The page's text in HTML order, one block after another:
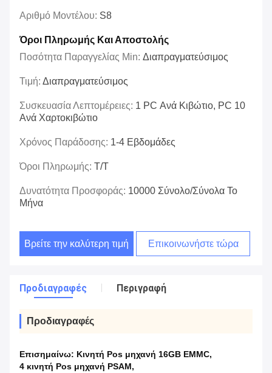
Αριθμό Μοντέλου: S8
Όροι Πληρωμής Και Αποστολής
Ποσότητα Παραγγελίας Min: Διαπραγματεύσιμος
Τιμή: Διαπραγματεύσιμος
Συσκευασία Λεπτομέρειες: 1 PC Ανά Κιβώτιο, PC 10
Ανά Χαρτοκιβώτιο
Χρόνος Παράδοσης: 1-4 Εβδομάδες
Όροι Πληρωμής: T/T
Δυνατότητα Προσφοράς: 10000 Σύνολο/σύνολα Το
Μήνα
Βρείτε την καλύτερη τιμή Επικοινωνήστε τώρα
Προδιαγραφές Περιγραφή
Προδιαγραφές
Επισημαίνω: Κινητή Pos μηχανή 16GB EMMC,
4 κινητή Pos μηχανή PSAM,